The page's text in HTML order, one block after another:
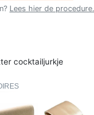
Lees hier de procedure.
cocktailjurkje